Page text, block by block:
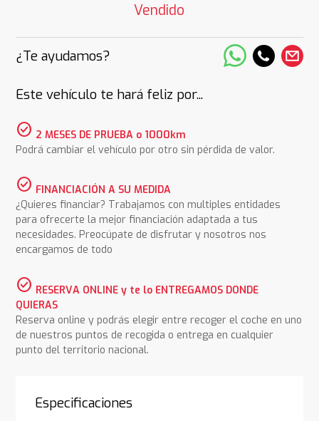
Vendido
¿Te ayudamos?
Este vehículo te hará feliz por...
check_circle 2 MESES DE PRUEBA o 1000km
Podrá cambiar el vehículo por otro sin pérdida de valor.
check_circle FINANCIACIÓN A SU MEDIDA
¿Quieres financiar? Trabajamos con multiples entidades
para ofrecerte la mejor financiación adaptada a tus
necesidades. Preocúpate de disfrutar y nosotros nos
encargamos de todo
check_circle RESERVA ONLINE y te lo ENTREGAMOS DONDE
QUIERAS
Reserva online y podrás elegir entre recoger el coche en uno
de nuestros puntos de recogida o entrega en cualquier
punto del territorio nacional.
Especificaciones